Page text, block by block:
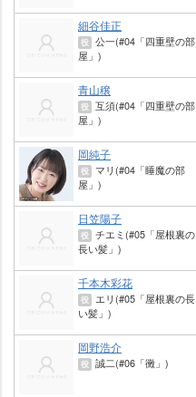
細谷佳正
役 公一(#04「四重壁の部
屋」)
青山穣
役 互須(#04「四重壁の部
屋」)
岡純子
役
マリ(#04「睡魔の部
屋」)
日笠陽子
役 チエミ(#05「屋根裏の
長い髪」)
千本木彩花
役 エリ(#05「屋根裏の長
い髪」)
岡野浩介
役 誠二(#06「黴」)